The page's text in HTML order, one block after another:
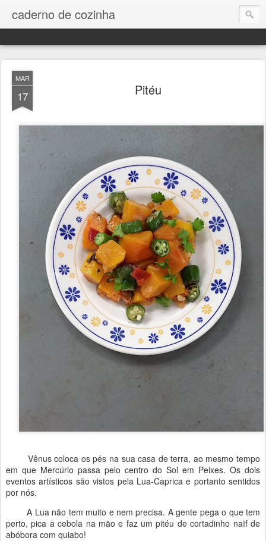
caderno de cozinha
MAR
17 Pitéu
Vênus coloca os pés na sua casa de terra, ao mesmo tempo
em que Mercúrio passa pelo centro do Sol em Peixes. Os dois
eventos artísticos são vistos pela Lua-Caprica e portanto sentidos
por nós.
A Lua não tem muito e nem precisa. A gente pega o que tem
perto, pica a cebola na mão e faz um pitéu de cortadinho naïf de
abóbora com quiabo!